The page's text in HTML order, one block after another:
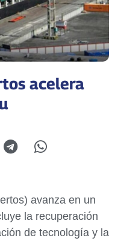
acelera
avanza en un
la recuperación
de tecnología y la